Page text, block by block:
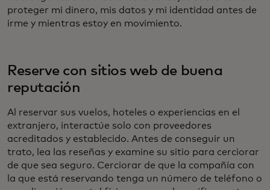
proteger mi dinero, mis datos y mi identidad antes de
irme y mientras estoy en movimiento.
Reserve con sitios web de buena
reputación
Al reservar sus vuelos, hoteles o experiencias en el
extranjero, interactúe solo con proveedores
acreditados y establecido. Antes de conseguir un
trato, lea las reseñas y examine su sitio para cerciorar
de que sea seguro. Cerciorar de que la compañía con
la que está reservando tenga un número de teléfono o